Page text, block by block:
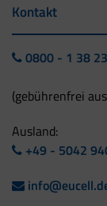
Kontakt
0800 - 1 38
(gebührenfrei
Ausland:
+49 - 5042